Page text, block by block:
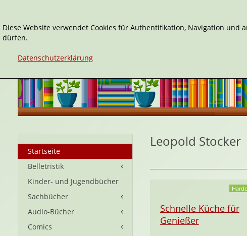
Leopold Stocker
Schnelle Küche für
Genießer
Startseite
Belletristik
Kinder- und Jugendbücher
Sachbücher
Audio-Bücher
Comics
Diese Website verwendet Cookies für Authentifikation, Navigation und
dürfen.
Datenschutzerklärung